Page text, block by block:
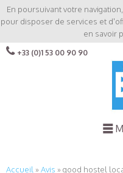
En poursuivant votre
pour disposer de services et
en savoir
+33 (0)1 53 00 90 90
Accueil »Avis »good hostel